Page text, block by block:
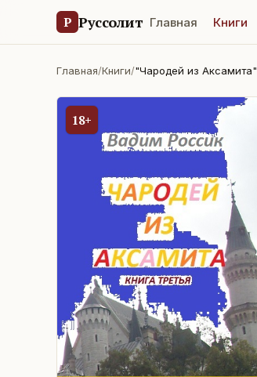
Р Руссолит Главная Книги
Главная/Книги/"Чародей из Аксамита"
18+